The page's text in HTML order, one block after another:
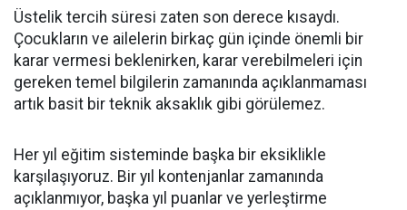
Üstelik tercih süresi zaten son derece kısaydı.
Çocukların ve ailelerin birkaç gün içinde önemli bir
karar vermesi beklenirken, karar verebilmeleri için
gereken temel bilgilerin zamanında açıklanmaması
artık basit bir teknik aksaklık gibi görülemez.
Her yıl eğitim sisteminde başka bir eksiklikle
karşılaşıyoruz. Bir yıl kontenjanlar zamanında
açıklanmıyor, başka yıl puanlar ve yerleştirme